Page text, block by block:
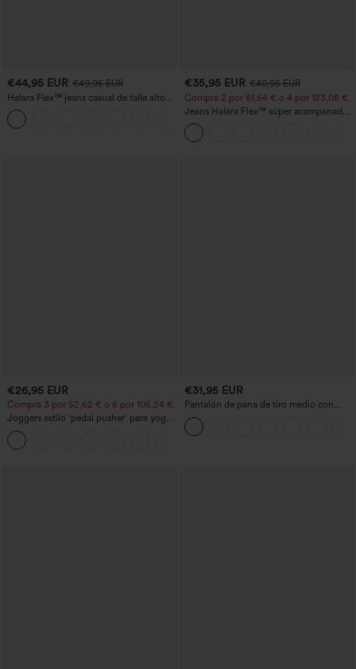
€44,95 EUR €49,95 EUR
Halara Flex™ jeans casual de talle alto
con bolsillos, pierna recta y lavados
€35,95 EUR €40,95 EUR
Compra 2 por 61,54 € o 4 por 123,08 €.
Jeans Halara Flex™ súper acampanado
elástico lavado bolsillo cruzado tiro alto
€26,95 EUR
Compra 3 por 52,62 € o 6 por 105,24 €.
Joggers estilo 'pedal pusher' para yoga
de talle alto, fruncidos y jaspeados, con
bolsillos
€31,95 EUR
Pantalón de pana de tiro medio con
cremallera